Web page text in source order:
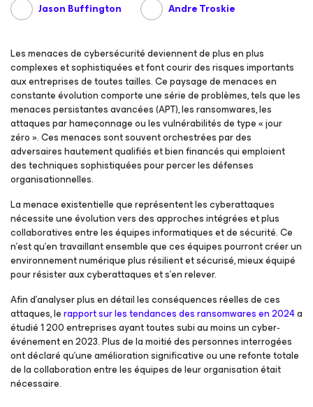
Jason Buffington Andre Troskie
Les menaces de cybersécurité deviennent de plus en plus
complexes et sophistiquées et font courir des risques importants
aux entreprises de toutes tailles. Ce paysage de menaces en
constante évolution comporte une série de problèmes, tels que les
menaces persistantes avancées (APT), les ransomwares, les
attaques par hameçonnage ou les vulnérabilités de type « jour
zéro ». Ces menaces sont souvent orchestrées par des
adversaires hautement qualifiés et bien financés qui emploient
des techniques sophistiquées pour percer les défenses
organisationnelles.
La menace existentielle que représentent les cyberattaques
nécessite une évolution vers des approches intégrées et plus
collaboratives entre les équipes informatiques et de sécurité. Ce
n’est qu’en travaillant ensemble que ces équipes pourront créer un
environnement numérique plus résilient et sécurisé, mieux équipé
pour résister aux cyberattaques et s’en relever.
Afin d’analyser plus en détail les conséquences réelles de ces
attaques, lerapport sur les tendances des ransomwares en 2024a
étudié 1 200 entreprises ayant toutes subi au moins un cyber-
événement en 2023. Plus de la moitié des personnes interrogées
ont déclaré qu’une amélioration significative ou une refonte totale
de la collaboration entre les équipes de leur organisation était
nécessaire.